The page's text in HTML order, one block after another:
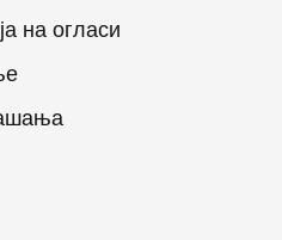
на огласи